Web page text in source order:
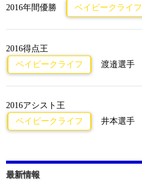
2016年間優勝 ベイビークライフ
2016得点王
ベイビークライフ
渡邉選手
2016アシスト王
ベイビークライフ
井本選手
最新情報